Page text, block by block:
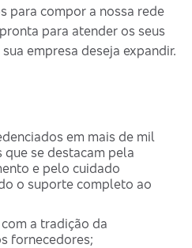
para compor a nossa rede
para atender os seus
empresa deseja expandir.
em mais de mil
se destacam pela
e pelo cuidado
o suporte completo ao
a tradição da
fornecedores;